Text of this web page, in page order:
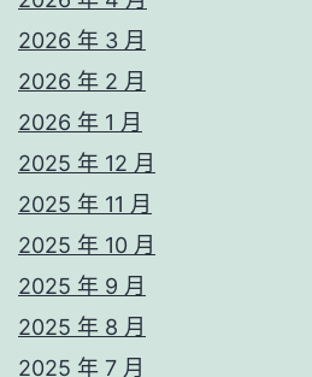
2026 年 3 月
2026 年 2 月
2026 年 1 月
2025 年 12 月
2025 年 11 月
2025 年 10 月
2025 年 9 月
2025 年 8 月
2025 年 7 月